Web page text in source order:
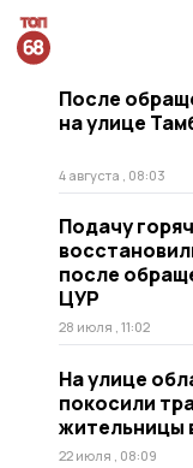
После
на улице
4 августа , 08:03
Подачу
после
ЦУР
28 июля , 11:02
На улице
покосили
жительницы
22 июля , 08:09